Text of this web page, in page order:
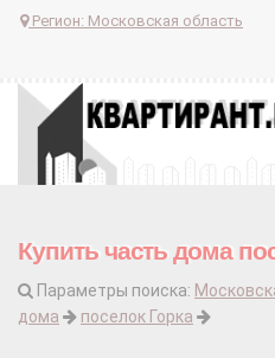
Регион: Московская область
Купить часть дома
Параметры поиска:
дома
поселок Горка